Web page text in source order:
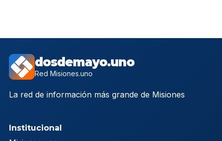
dosdemayo.uno
Red Misiones.uno
La red de información más grande de Misiones
Institucional